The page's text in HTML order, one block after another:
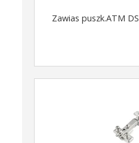
Zawias puszk.ATM